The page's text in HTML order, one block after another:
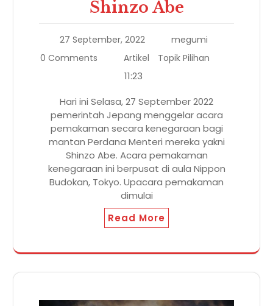
Shinzo Abe
27 September, 2022
megumi
0 Comments
Artikel Topik Pilihan
11:23
Hari ini Selasa, 27 September 2022
pemerintah Jepang menggelar acara
pemakaman secara kenegaraan bagi
mantan Perdana Menteri mereka yakni
Shinzo Abe. Acara pemakaman
kenegaraan ini berpusat di aula Nippon
Budokan, Tokyo. Upacara pemakaman
dimulai
Read More